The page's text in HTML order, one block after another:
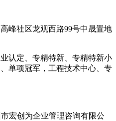
峰社区龙观西路99号中晟置地
市宏创为企业管理咨询有限公